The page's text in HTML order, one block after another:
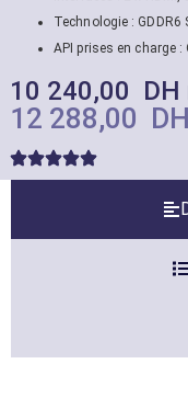
Technologie : GDDR6
API prises en charge :
10 240,00 DH
12 288,00 DH